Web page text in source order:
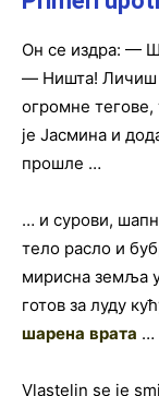
Он се издра: —
— Ништа! Личиш
огромне
је Јасмина и
прошле …
… и сурови,
тело расло и
мирисна земља
готов за луду
шарена врата …
Vlastelin se je